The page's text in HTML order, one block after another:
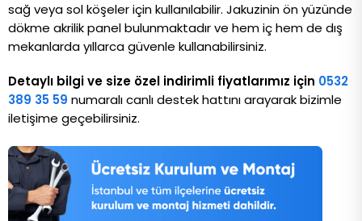
sağ veya sol köşeler için kullanılabilir. Jakuzinin ön yüzünde
dökme akrilik panel bulunmaktadır ve hem iç hem de dış
mekanlarda yıllarca güvenle kullanabilirsiniz.
Detaylı bilgi ve size özel indirimli fiyatlarımız için 0532
389 35 59 numaralı canlı destek hattını arayarak bizimle
iletişime geçebilirsiniz.